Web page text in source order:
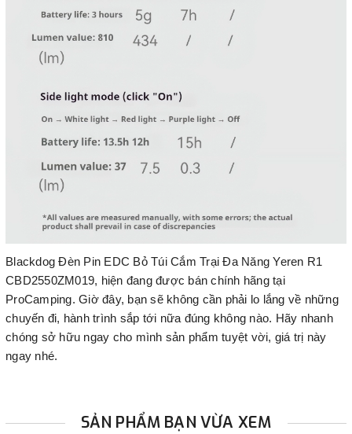
Blackdog Đèn Pin EDC Bỏ Túi Cắm Trại Đa Năng Yeren R1
CBD2550ZM019, hiện đang được bán chính hãng tại
ProCamping. Giờ đây, bạn sẽ không cần phải lo lắng về những
chuyến đi, hành trình sắp tới nữa đúng không nào. Hãy nhanh
chóng sở hữu ngay cho mình sản phẩm tuyệt vời, giá trị này
ngay nhé.
SẢN PHẨM BẠN VỪA XEM